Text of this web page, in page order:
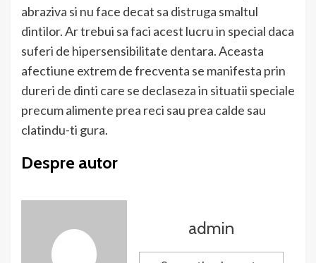
abraziva si nu face decat sa distruga smaltul
dintilor. Ar trebui sa faci acest lucru in special daca
suferi de hipersensibilitate dentara. Aceasta
afectiune extrem de frecventa se manifesta prin
dureri de dinti care se declaseza in situatii speciale
precum alimente prea reci sau prea calde sau
clatindu-ti gura.
Despre autor
admin